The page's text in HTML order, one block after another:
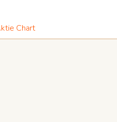
Chart